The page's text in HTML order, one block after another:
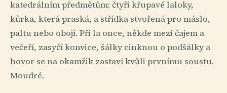
katedrálním předmětům: čtyři křupavé laloky,
kůrka, která praská, a střídka stvořená pro máslo,
paltu nebo obojí. Při la once, někde mezi čajem a
večeří, zasyčí konvice, šálky cinknou o podšálky a
hovor se na okamžik zastaví kvůli prvnímu soustu.
Moudré.